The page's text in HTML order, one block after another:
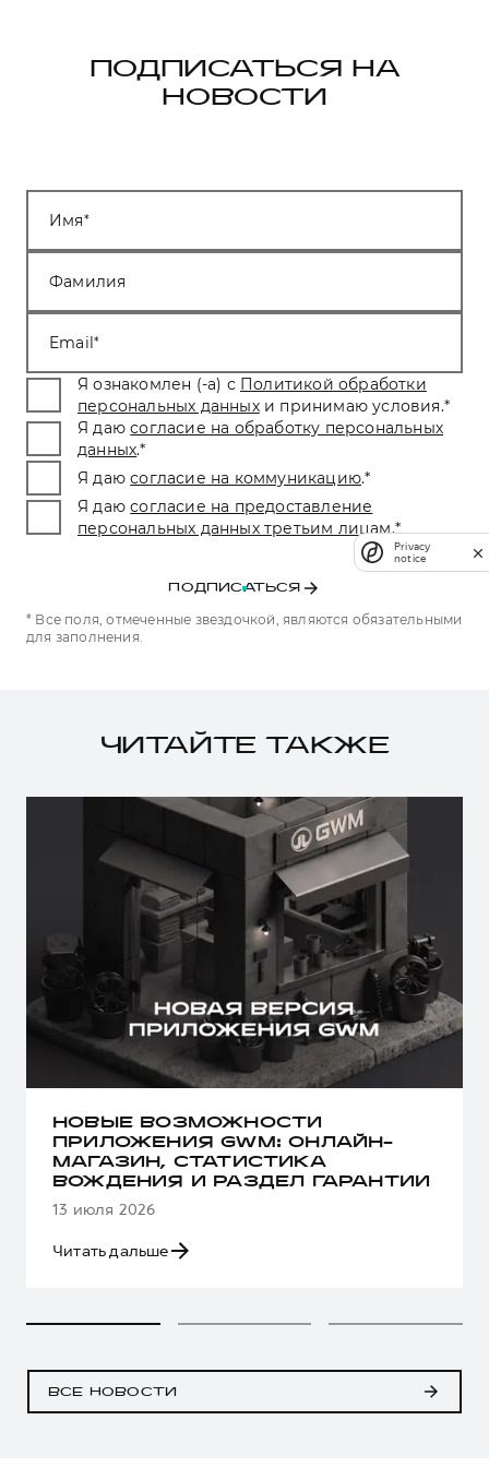
ПОДПИСАТЬСЯ НА
НОВОСТИ
Имя
Фамилия
Email
Я ознакомлен (-а) с Политикой обработки
персональных данных и принимаю условия.*
Я даю согласие на обработку персональных
данных.*
Я даю согласие на коммуникацию.*
Я даю согласие на предоставление
персональных данных третьим лицам.*
ПОДПИСАТЬСЯ
* Все поля, отмеченные звездочкой, являются обязательными
для заполнения.
ЧИТАЙТЕ ТАКЖЕ
НОВЫЕ ВОЗМОЖНОСТИ
ПРИЛОЖЕНИЯ GWM: ОНЛАЙН-
МАГАЗИН, СТАТИСТИКА
ВОЖДЕНИЯ И РАЗДЕЛ ГАРАНТИИ
13 июля 2026
Читать дальше
ВСЕ НОВОСТИ
Privacy
notice